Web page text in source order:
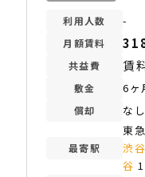
利用人数 -
月額賃料
共益費 賃
敷金 6ヶ
償却 なし
最寄駅
東
渋谷
谷